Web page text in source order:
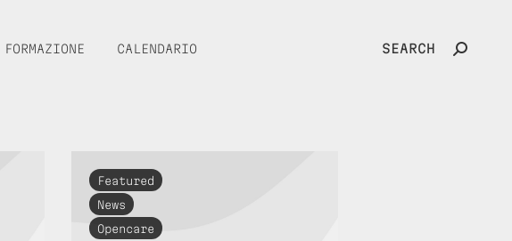
FORMAZIONE CALENDARIO SEARCH Search:
Featured
News
Opencare